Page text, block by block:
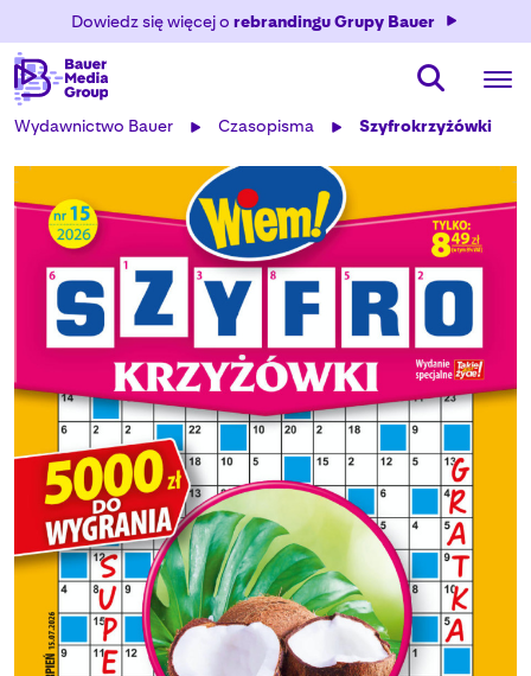
Dowiedz się więcej o rebrandingu Grupy Bauer
Wydawnictwo Bauer Czasopisma Szyfrokrzyżówki